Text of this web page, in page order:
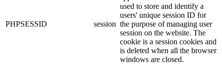
PHPSESSID session
used to store and identify a
users' unique session ID for
the purpose of managing user
session on the website. The
cookie is a session cookies and
is deleted when all the browser
windows are closed.